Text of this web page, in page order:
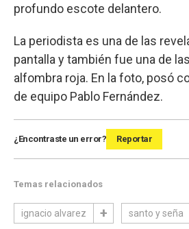
profundo escote delantero.
La periodista es una de las
pantalla y también fue una de
alfombra roja. En la foto, posó
de equipo Pablo Fernández.
¿Encontraste un error? Reportar
Temas relacionados
ignacio alvarez santo y seña